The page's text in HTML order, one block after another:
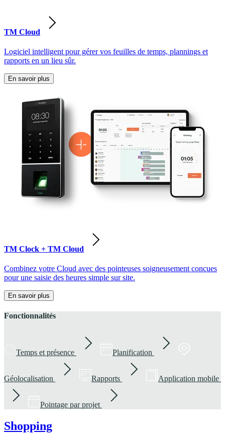
TM Cloud
Logiciel intelligent pour gérer vos feuilles de temps, plannings et
rapports en un lieu sûr.
En savoir plus
TM Clock + TM Cloud
Combinez votre Cloud avec des pointeuses soigneusement conçues
pour une saisie des heures simple sur site.
En savoir plus
Fonctionnalités
Temps et présence Planification
Géolocalisation Rapports Application mobile
Pointage par projet
Shopping